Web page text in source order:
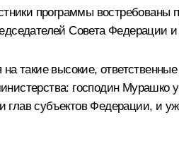
программы востребованы
Совета Федерации
такие высокие,
господин Мурашкоу
субъектов Федерации, и